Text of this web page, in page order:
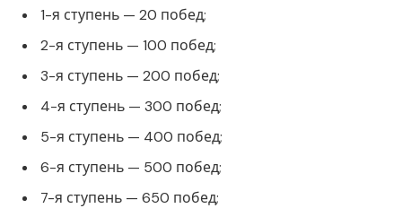
1-я ступень — 20 побед;
2-я ступень — 100 побед;
3-я ступень — 200 побед;
4-я ступень — 300 побед;
5-я ступень — 400 побед;
6-я ступень — 500 побед;
7-я ступень — 650 побед;